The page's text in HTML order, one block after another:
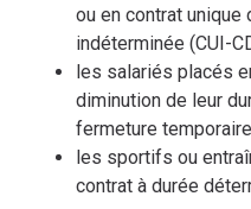
ou en contrat unique
indéterminée (CUI-
les salariés placés
diminution de leur
fermeture
les sportifs ou
contrat à durée